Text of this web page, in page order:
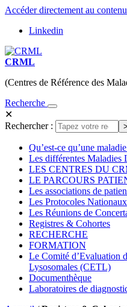
Accéder directement au contenu
Linkedin
CRML
(Centres de Référence des
Recherche
✕
Rechercher :
Qu’est-ce qu’une
Les différentes Maladies
LES CENTRES DU
LE PARCOURS
Les associations de
Les Protocoles
Les Réunions de
Registres & Cohortes
RECHERCHE
FORMATION
Le Comité d’Evaluation
Lysosomales (CETL)
Documenthèque
Laboratoires de